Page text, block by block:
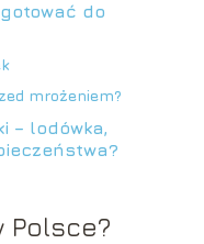
do
mrożeniem?
– lodówka,
Polsce?